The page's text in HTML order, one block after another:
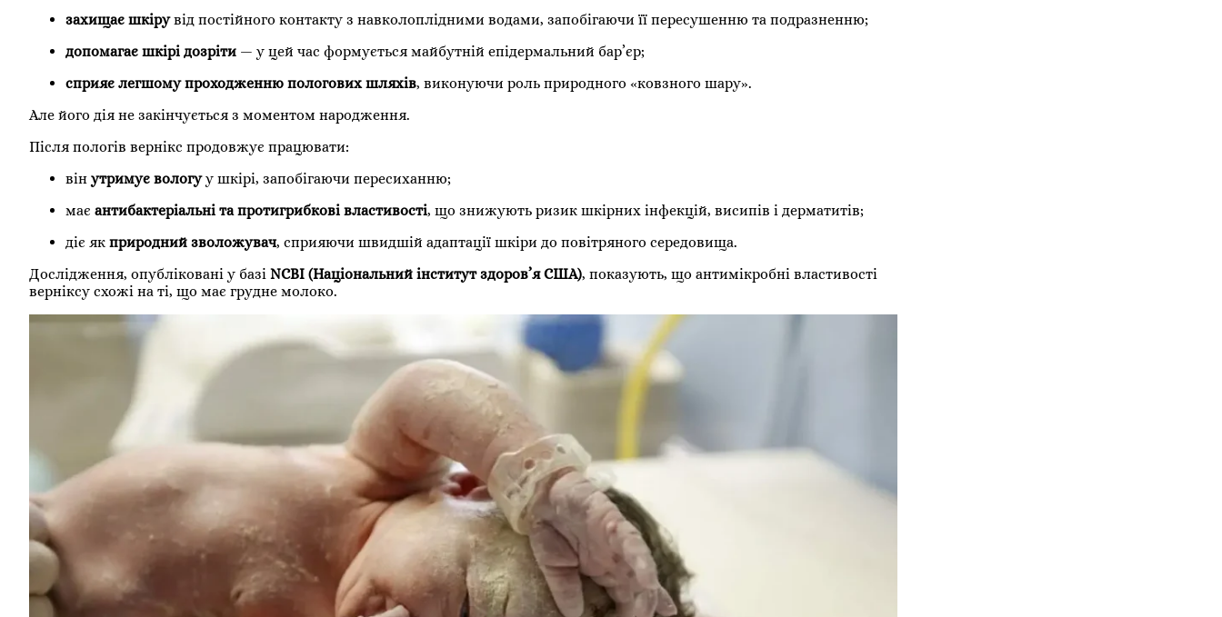
захищає шкірувід постійного контакту з навколоплідними водами, запобігаючи її пересушенню та подразненню;
допомагає шкірі дозріти — у цей час формується майбутній епідермальний бар’єр;
сприяє легшому проходженню пологових шляхів, виконуючи роль природного «ковзного шару».
Але його дія не закінчується з моментом народження.
Після пологів вернікс продовжує працювати:
він утримує вологуу шкірі, запобігаючи пересиханню;
має антибактеріальні та протигрибкові властивості, що знижують ризик шкірних інфекцій, висипів і дерматитів;
діє як природний зволожувач, сприяючи швидшій адаптації шкіри до повітряного середовища.
Дослідження, опубліковані у базі NCBI (Національний інститут здоров’я США), показують, що антимікробні властивості
верніксу схожі на ті, що має грудне молоко.